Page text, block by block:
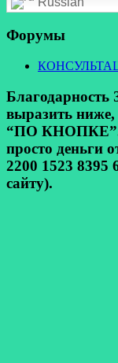
Форумы
выразить ниже,
“ПО КНОПКЕ”.
просто деньги
2200 1523 8395
сайту).